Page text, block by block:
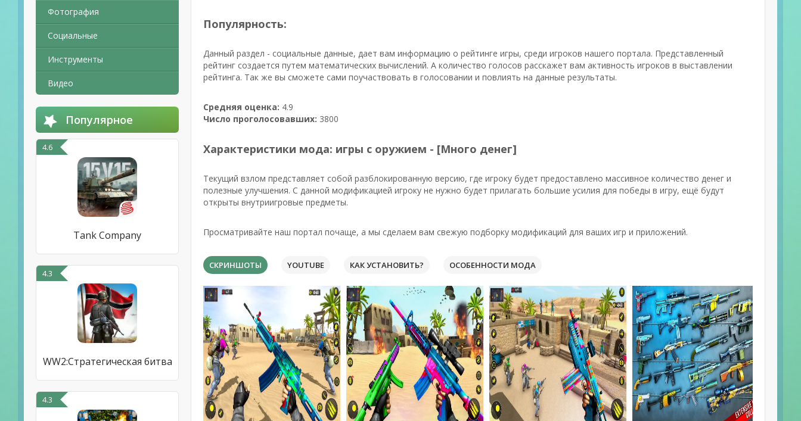
Фотография
Социальные
Инструменты
Видео
Популярное
4.6
Tank Company
4.3
WW2:Стратегическая битва
4.3
Популярность:
Данный раздел - социальные данные, дает вам информацию о рейтинге игры, среди игроков нашего портала. Представленный
рейтинг создается путем математических вычислений. А количество голосов расскажет вам активность игроков в выставлении
рейтинга. Так же вы сможете сами поучаствовать в голосовании и повлиять на данные результаты.
Средняя оценка: 4.9
Число проголосовавших: 3800
Характеристики мода: игры с оружием - [Много денег]
Текущий взлом представляет собой разблокированную версию, где игроку будет предоставлено массивное количество денег и
полезные улучшения. С данной модификацией игроку не нужно будет прилагать большие усилия для победы в игру, ещё будут
открыты внутриигровые предметы.
Просматривайте наш портал почаще, а мы сделаем вам свежую подборку модификаций для ваших игр и приложений.
СКРИНШОТЫ YOUTUBE КАК УСТАНОВИТЬ? ОСОБЕННОСТИ МОДА